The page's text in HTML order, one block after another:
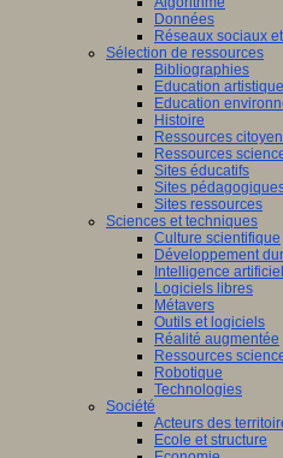
Données
Réseaux sociaux
Sélection de ressources
Bibliographies
Education artistique
Education
Histoire
Ressources
Ressources
Sites éducatifs
Sites
Sites ressources
Sciences et techniques
Culture scientifique
Développement
Intelligence
Logiciels libres
Métavers
Outils et logiciels
Réalité augmentée
Ressources
Robotique
Technologies
Société
Acteurs des
Ecole et structure